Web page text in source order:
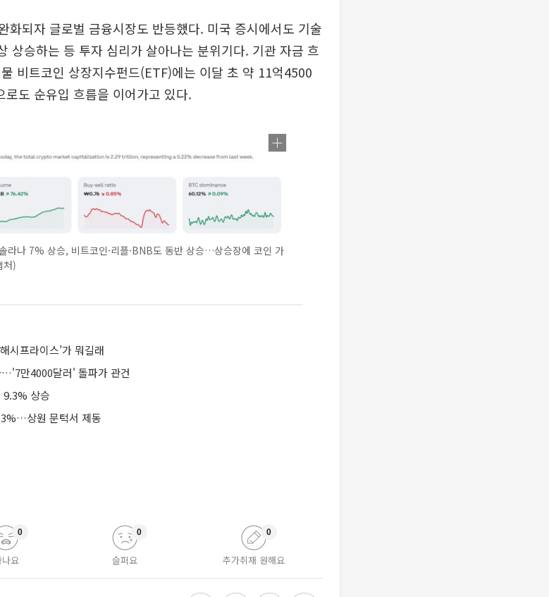
화되자 글로벌 금융시장도 반등했다. 미국 증시에서도 기술
상승하는 등 투자 심리가 살아나는 분위기다. 기관 자금 흐
비트코인 상장지수펀드(ETF)에는 이달 초 약 11억4500
도 순유입 흐름을 이어가고 있다.
나 7% 상승, 비트코인·리플·BNB도 동반 상승…상승장에 코인 가
처)
시프라이스’가 뭐길래
만4000달러' 돌파가 관건
9.3% 상승
상원 문턱서 제동
요
0
슬퍼요
0
추가취재 원해요
0